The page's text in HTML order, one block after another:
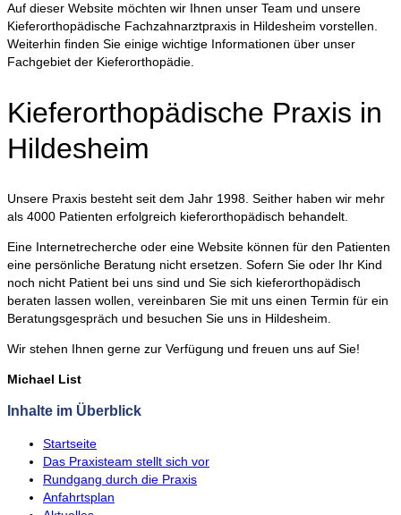
Auf dieser Website möchten wir Ihnen unser Team und unsere
Kieferorthopädische Fachzahnarztpraxis in Hildesheim vorstellen.
Weiterhin finden Sie einige wichtige Informationen über unser
Fachgebiet der Kieferorthopädie.
Kieferorthopädische Praxis in
Hildesheim
Unsere Praxis besteht seit dem Jahr 1998. Seither haben wir mehr
als 4000 Patienten erfolgreich kieferorthopädisch behandelt.
Eine Internetrecherche oder eine Website können für den Patienten
eine persönliche Beratung nicht ersetzen. Sofern Sie oder Ihr Kind
noch nicht Patient bei uns sind und Sie sich kieferorthopädisch
beraten lassen wollen, vereinbaren Sie mit uns einen Termin für ein
Beratungsgespräch und besuchen Sie uns in Hildesheim.
Wir stehen Ihnen gerne zur Verfügung und freuen uns auf Sie!
Michael List
Inhalte im Überblick
Startseite
Das Praxisteam stellt sich vor
Rundgang durch die Praxis
Anfahrtsplan